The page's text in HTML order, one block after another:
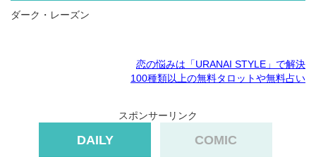
ダーク・レーズン
恋の悩みは「URANAI STYLE」で解決
100種類以上の無料タロットや無料占い
スポンサーリンク
DAILY COMIC